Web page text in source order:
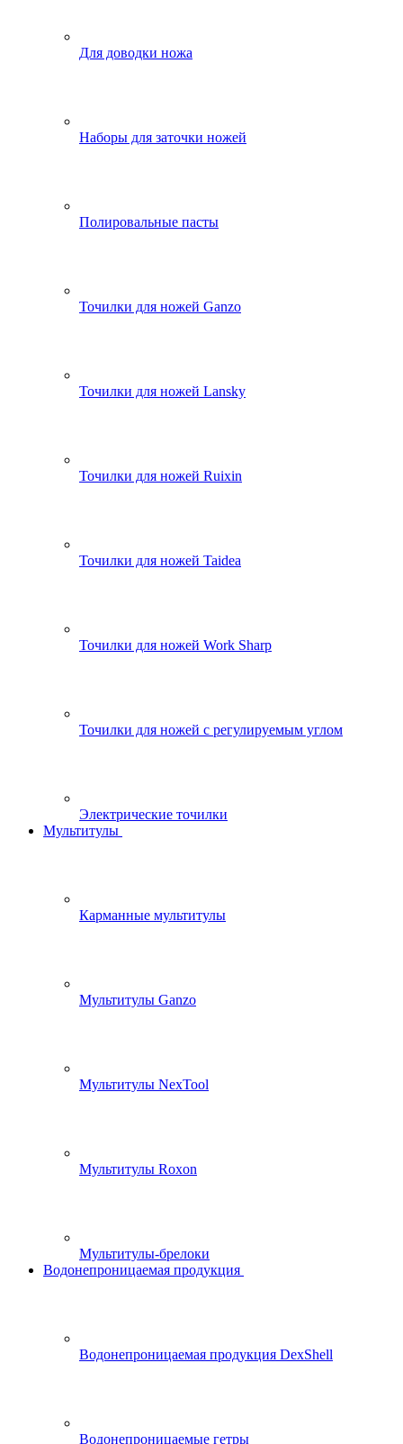
Для доводки ножа
Наборы для заточки ножей
Полировальные пасты
Точилки для ножей Ganzo
Точилки для ножей Lansky
Точилки для ножей Ruixin
Точилки для ножей Taidea
Точилки для ножей Work Sharp
Точилки для ножей с регулируемым углом
Электрические точилки
Мультитулы
Карманные мультитулы
Мультитулы Ganzo
Мультитулы NexTool
Мультитулы Roxon
Мультитулы-брелоки
Водонепроницаемая продукция
Водонепроницаемая продукция DexShell
Водонепроницаемые гетры